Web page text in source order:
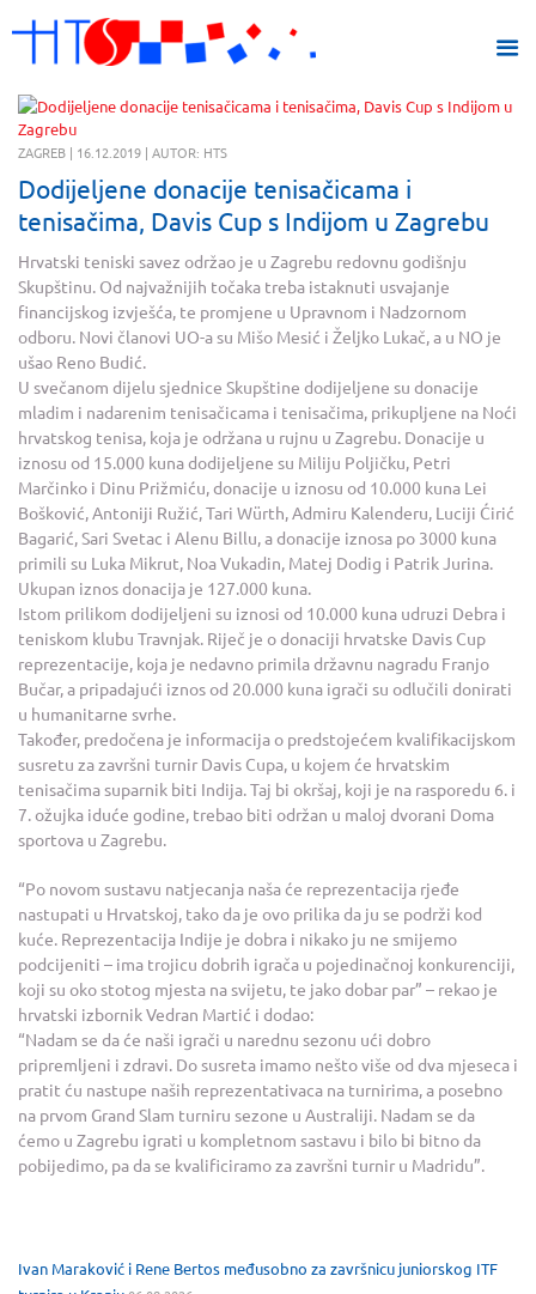
ZAGREB | 16.12.2019 | AUTOR: HTS
Dodijeljene donacije tenisačicama i
tenisačima, Davis Cup s Indijom u Zagrebu
Hrvatski teniski savez održao je u Zagrebu redovnu godišnju
Skupštinu. Od najvažnijih točaka treba istaknuti usvajanje
financijskog izvješća, te promjene u Upravnom i Nadzornom
odboru. Novi članovi UO-a su Mišo Mesić i Željko Lukač, a u NO je
ušao Reno Budić.
U svečanom dijelu sjednice Skupštine dodijeljene su donacije
mladim i nadarenim tenisačicama i tenisačima, prikupljene na Noći
hrvatskog tenisa, koja je održana u rujnu u Zagrebu. Donacije u
iznosu od 15.000 kuna dodijeljene su Miliju Poljičku, Petri
Marčinko i Dinu Prižmiću, donacije u iznosu od 10.000 kuna Lei
Bošković, Antoniji Ružić, Tari Würth, Admiru Kalenderu, Luciji Ćirić
Bagarić, Sari Svetac i Alenu Billu, a donacije iznosa po 3000 kuna
primili su Luka Mikrut, Noa Vukadin, Matej Dodig i Patrik Jurina.
Ukupan iznos donacija je 127.000 kuna.
Istom prilikom dodijeljeni su iznosi od 10.000 kuna udruzi Debra i
teniskom klubu Travnjak. Riječ je o donaciji hrvatske Davis Cup
reprezentacije, koja je nedavno primila državnu nagradu Franjo
Bučar, a pripadajući iznos od 20.000 kuna igrači su odlučili donirati
u humanitarne svrhe.
Također, predočena je informacija o predstojećem kvalifikacijskom
susretu za završni turnir Davis Cupa, u kojem će hrvatskim
tenisačima suparnik biti Indija. Taj bi okršaj, koji je na rasporedu 6. i
7. ožujka iduće godine, trebao biti održan u maloj dvorani Doma
sportova u Zagrebu.
“Po novom sustavu natjecanja naša će reprezentacija rjeđe
nastupati u Hrvatskoj, tako da je ovo prilika da ju se podrži kod
kuće. Reprezentacija Indije je dobra i nikako ju ne smijemo
podcijeniti – ima trojicu dobrih igrača u pojedinačnoj konkurenciji,
koji su oko stotog mjesta na svijetu, te jako dobar par” – rekao je
hrvatski izbornik Vedran Martić i dodao:
“Nadam se da će naši igrači u narednu sezonu ući dobro
pripremljeni i zdravi. Do susreta imamo nešto više od dva mjeseca i
pratit ću nastupe naših reprezentativaca na turnirima, a posebno
na prvom Grand Slam turniru sezone u Australiji. Nadam se da
ćemo u Zagrebu igrati u kompletnom sastavu i bilo bi bitno da
pobijedimo, pa da se kvalificiramo za završni turnir u Madridu”.
Ivan Maraković i Rene Bertos međusobno za završnicu juniorskog ITF